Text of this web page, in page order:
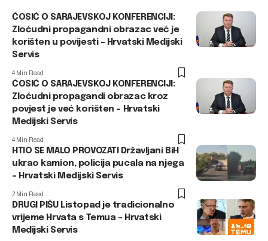
ĆOSIĆ O SARAJEVSKOJ KONFERENCIJI:
Zloćudni propagandni obrazac već je
korišten u povijesti – Hrvatski Medijski
Servis
4 Min Read
ĆOSIĆ O SARAJEVSKOJ KONFERENCIJI:
Zloćudni propagandi obrazac kroz
povjest je već korišten – Hrvatski
Medijski Servis
4 Min Read
HTIO SE MALO PROVOZATI Državljani BiH
ukrao kamion, policija pucala na njega
– Hrvatski Medijski Servis
2 Min Read
DRUGI PIŠU Listopad je tradicionalno
vrijeme Hrvata s Temua – Hrvatski
Medijski Servis